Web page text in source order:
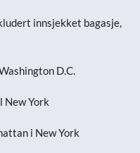
innsjekket bagasje,
D.C.
New York
i New York